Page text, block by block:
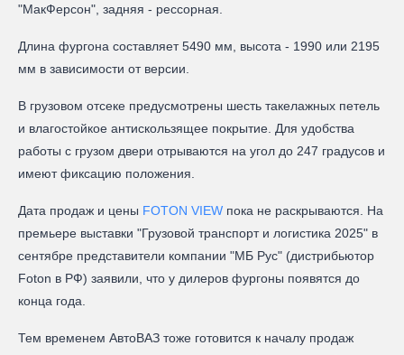
"МакФерсон", задняя - рессорная.
Длина фургона составляет 5490 мм, высота - 1990 или 2195
мм в зависимости от версии.
В грузовом отсеке предусмотрены шесть такелажных петель
и влагостойкое антискользящее покрытие. Для удобства
работы с грузом двери отрываются на угол до 247 градусов и
имеют фиксацию положения.
Дата продаж и цены FOTON VIEW пока не раскрываются. На
премьере выставки "Грузовой транспорт и логистика 2025" в
сентябре представители компании "МБ Рус" (дистрибьютор
Foton в РФ) заявили, что у дилеров фургоны появятся до
конца года.
Тем временем АвтоВАЗ тоже готовится к началу продаж